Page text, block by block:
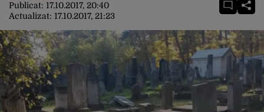
Publicat: 17.10.2017, 20:40
Actualizat: 17.10.2017, 21:23